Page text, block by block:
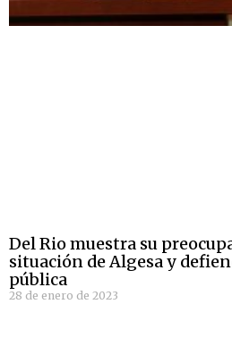
Del Rio muestra su
situación de Algesa y
pública
28 de enero de 2023